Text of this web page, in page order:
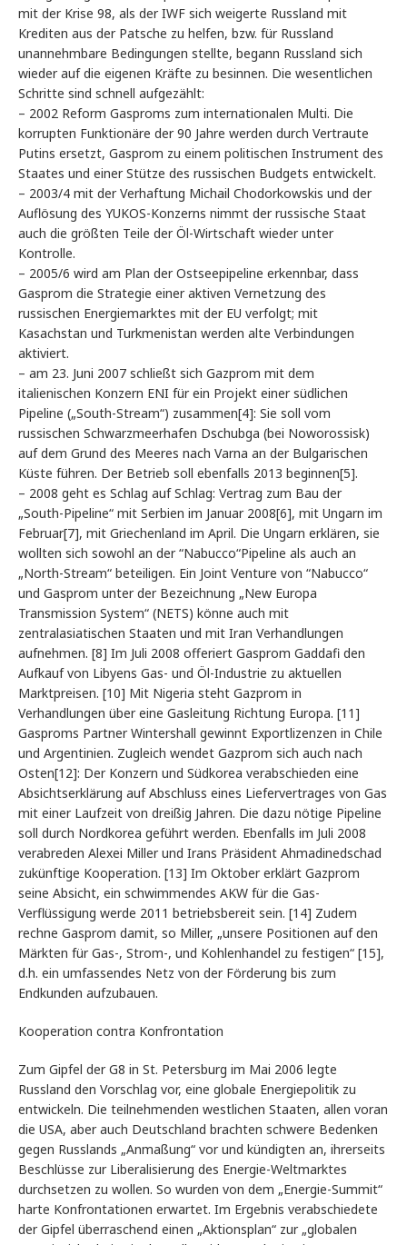
mit der Krise 98, als der IWF sich weigerte Russland mit
Krediten aus der Patsche zu helfen, bzw. für Russland
unannehmbare Bedingungen stellte, begann Russland sich
wieder auf die eigenen Kräfte zu besinnen. Die wesentlichen
Schritte sind schnell aufgezählt:
– 2002 Reform Gasproms zum internationalen Multi. Die
korrupten Funktionäre der 90 Jahre werden durch Vertraute
Putins ersetzt, Gasprom zu einem politischen Instrument des
Staates und einer Stütze des russischen Budgets entwickelt.
– 2003/4 mit der Verhaftung Michail Chodorkowskis und der
Auflösung des YUKOS-Konzerns nimmt der russische Staat
auch die größten Teile der Öl-Wirtschaft wieder unter
Kontrolle.
– 2005/6 wird am Plan der Ostseepipeline erkennbar, dass
Gasprom die Strategie einer aktiven Vernetzung des
russischen Energiemarktes mit der EU verfolgt; mit
Kasachstan und Turkmenistan werden alte Verbindungen
aktiviert.
– am 23. Juni 2007 schließt sich Gazprom mit dem
italienischen Konzern ENI für ein Projekt einer südlichen
Pipeline („South-Stream“) zusammen[4]: Sie soll vom
russischen Schwarzmeerhafen Dschubga (bei Noworossisk)
auf dem Grund des Meeres nach Varna an der Bulgarischen
Küste führen. Der Betrieb soll ebenfalls 2013 beginnen[5].
– 2008 geht es Schlag auf Schlag: Vertrag zum Bau der
„South-Pipeline“ mit Serbien im Januar 2008[6], mit Ungarn im
Februar[7], mit Griechenland im April. Die Ungarn erklären, sie
wollten sich sowohl an der “Nabucco“Pipeline als auch an
„North-Stream“ beteiligen. Ein Joint Venture von “Nabucco“
und Gasprom unter der Bezeichnung „New Europa
Transmission System“ (NETS) könne auch mit
zentralasiatischen Staaten und mit Iran Verhandlungen
aufnehmen. [8] Im Juli 2008 offeriert Gasprom Gaddafi den
Aufkauf von Libyens Gas- und Öl-Industrie zu aktuellen
Marktpreisen. [10] Mit Nigeria steht Gazprom in
Verhandlungen über eine Gasleitung Richtung Europa. [11]
Gasproms Partner Wintershall gewinnt Exportlizenzen in Chile
und Argentinien. Zugleich wendet Gazprom sich auch nach
Osten[12]: Der Konzern und Südkorea verabschieden eine
Absichtserklärung auf Abschluss eines Liefervertrages von Gas
mit einer Laufzeit von dreißig Jahren. Die dazu nötige Pipeline
soll durch Nordkorea geführt werden. Ebenfalls im Juli 2008
verabreden Alexei Miller und Irans Präsident Ahmadinedschad
zukünftige Kooperation. [13] Im Oktober erklärt Gazprom
seine Absicht, ein schwimmendes AKW für die Gas-
Verflüssigung werde 2011 betriebsbereit sein. [14] Zudem
rechne Gasprom damit, so Miller, „unsere Positionen auf den
Märkten für Gas-, Strom-, und Kohlenhandel zu festigen“ [15],
d.h. ein umfassendes Netz von der Förderung bis zum
Endkunden aufzubauen.
Kooperation contra Konfrontation
Zum Gipfel der G8 in St. Petersburg im Mai 2006 legte
Russland den Vorschlag vor, eine globale Energiepolitik zu
entwickeln. Die teilnehmenden westlichen Staaten, allen voran
die USA, aber auch Deutschland brachten schwere Bedenken
gegen Russlands „Anmaßung“ vor und kündigten an, ihrerseits
Beschlüsse zur Liberalisierung des Energie-Weltmarktes
durchsetzen zu wollen. So wurden von dem „Energie-Summit“
harte Konfrontationen erwartet. Im Ergebnis verabschiedete
der Gipfel überraschend einen „Aktionsplan“ zur „globalen